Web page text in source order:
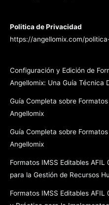
Politica de Privacidad
https://angellomix.com/
Configuración y Edición de
Angellomix: Una Guía Técnica
Guía Completa sobre
Angellomix
Guía Completa sobre
Angellomix
Formatos IMSS Editables AFIL
para la Gestión de Recursos
Formatos IMSS Editables AFIL